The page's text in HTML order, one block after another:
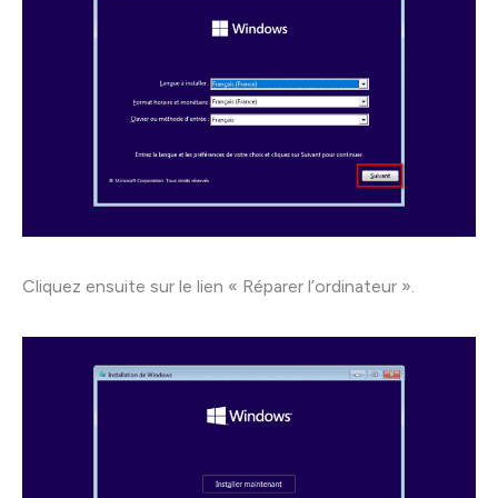
Cliquez ensuite sur le lien « Réparer l’ordinateur ».